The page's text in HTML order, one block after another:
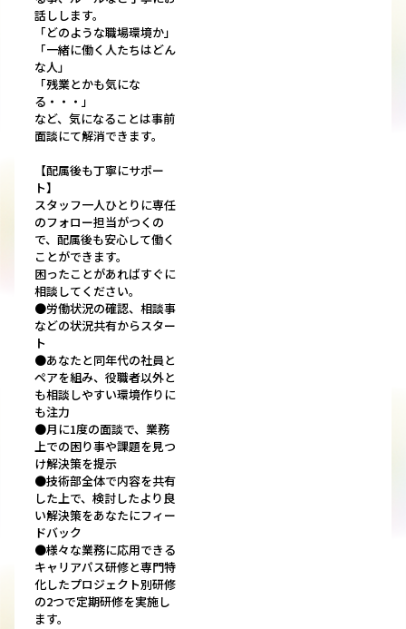
話しします。
「どのような職場環境か」
「一緒に働く人たちはどん
な人」
「残業とかも気にな
る・・・」
など、気になることは事前
面談にて解消できます。
【配属後も丁寧にサポー
ト】
スタッフ一人ひとりに専任
のフォロー担当がつくの
で、配属後も安心して働く
ことができます。
困ったことがあればすぐに
相談してください。
●労働状況の確認、相談事
などの状況共有からスター
ト
●あなたと同年代の社員と
ペアを組み、役職者以外と
も相談しやすい環境作りに
も注力
●月に1度の面談で、業務
上での困り事や課題を見つ
け解決策を提示
●技術部全体で内容を共有
した上で、検討したより良
い解決策をあなたにフィー
ドバック
●様々な業務に応用できる
キャリアパス研修と専門特
化したプロジェクト別研修
の2つで定期研修を実施し
ます。